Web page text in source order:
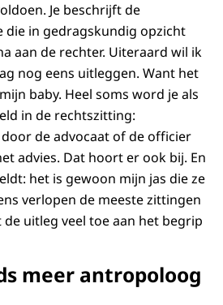
Je beschrijft de
die in gedragskundig opzicht
aan de rechter. Uiteraard wil ik
nog eens uitleggen. Want het
baby. Heel soms word je als
in de rechtszitting:
de advocaat of de officier
advies. Dat hoort er ook bij. En
het is gewoon mijn jas die ze
verlopen de meeste zittingen
uitleg veel toe aan het begrip
meer antropoloog